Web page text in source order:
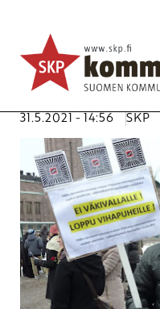
Fasismia ja rasismia
Ajankohtaista
Avainsanat:fasismi,
31.5.2021 - 14:56
SKP